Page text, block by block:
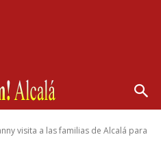
visita a las familias de Alcalá para